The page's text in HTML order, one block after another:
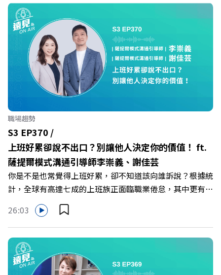
集《遠見ON AIR》邀請到可爾姿Curves台灣執行長林宏
遠，帶你解析可爾姿如何打造出兼顧健康生活與女力創業的
健身新契機！ 🔺如何從「傳統大型健身房」轉型為「社區
運動便利店」？ 🔺運動如何落實最貼心的「女性專屬、零
壓力」空間？ 🔺對抗肌少症、預防高齡化！驚豔醫學界的
「社會處方」 🔺超高加盟成功率！為無數女性圓夢的「女
力互助與微型創業平台」 主持人／遠見雜誌副社長兼遠見
智庫總編輯 李建興 與談人／可爾姿Curves台灣執行長 林宏
遠 +++++ 🫧清除腦袋的盲點，也順手理清生活的雜亂。 點
開看質感養成術>> https://gvmkt.pse.is/9al3px ✨關注
《遠見》更多的社群： LINE：https://reurl.cc/A4ELQp
IG：https://bit.ly/3AjBWNV YT：https://bit.ly/38jNi9k
Powered by Firstory Hosting
職場趨勢
S3 EP370 /
上班好累卻說不出口？別讓他人決定你的價值！ ft.
薩提爾模式溝通引導師李崇義、謝佳芸
你是不是也常覺得上班好累，卻不知道該向誰訴說？根據統
計，全球有高達七成的上班族正面臨職業倦怠，其中更有三
成默默承受著「沉默的倦怠」。當主管的期待、同儕的競爭
與承上啟下的壓力成為日常，身在職場的我們該如何停止無
止境的自我懷疑，在人際風暴中找回安頓內心的力量？ 本
集《遠見ON AIR》邀請新書《透視職場冰山》作者、薩提
爾模式溝通引導師李崇義與謝佳芸，教你如何看穿職場底層
的應對姿態，以及在緊湊的職場節奏中，修煉安頓心法！
26:03